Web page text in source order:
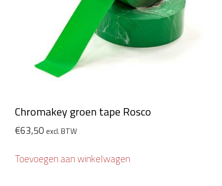
Chromakey groen tape Rosco
€63,50 excl. BTW
Toevoegen aan winkelwagen